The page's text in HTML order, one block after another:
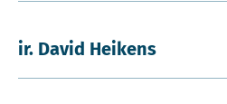
ir. David Heikens